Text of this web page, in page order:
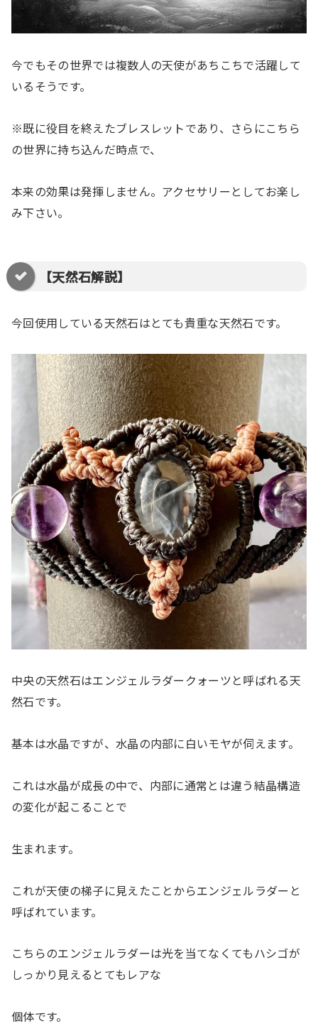
今でもその世界では複数人の天使があちこちで活躍して
いるそうです。
※既に役目を終えたブレスレットであり、さらにこちら
の世界に持ち込んだ時点で、
本来の効果は発揮しません。アクセサリーとしてお楽し
み下さい。
【天然石解説】
今回使用している天然石はとても貴重な天然石です。
中央の天然石はエンジェルラダークォーツと呼ばれる天
然石です。
基本は水晶ですが、水晶の内部に白いモヤが伺えます。
これは水晶が成長の中で、内部に通常とは違う結晶構造
の変化が起こることで
生まれます。
これが天使の梯子に見えたことからエンジェルラダーと
呼ばれています。
こちらのエンジェルラダーは光を当てなくてもハシゴが
しっかり見えるとてもレアな
個体です。